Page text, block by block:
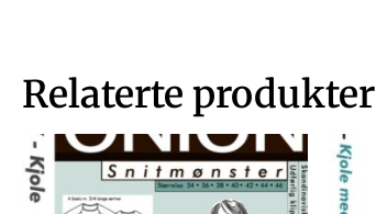
Relaterte produkter